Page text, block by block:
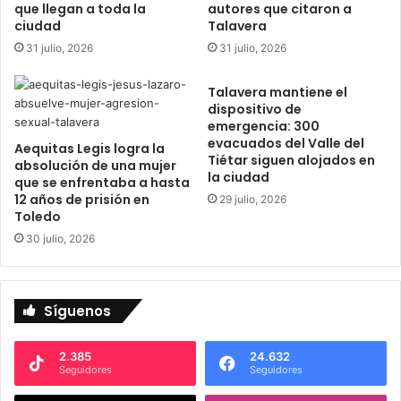
d
e
l
F
i
s
c
a
l
í
a
e
T
a
s
r
g
e
n
t
e
s
p
a
r
a
e
d
l
que llegan a toda la
ciudad
31 julio, 2026
autores que citaron a
Talavera
31 julio, 2026
Aequitas Legis logra la
absolución de una mujer
que se enfrentaba a hasta
12 años de prisión en
Toledo
30 julio, 2026
Talavera mantiene el
dispositivo de
emergencia: 300
evacuados del Valle del
Tiétar siguen alojados en
la ciudad
29 julio, 2026
Síguenos
2.385
Seguidores
24.632
Seguidores